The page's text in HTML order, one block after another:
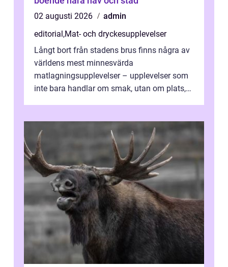
02 augusti 2026
admin
editorial,Mat- och dryckesupplevelser
Långt bort från stadens brus finns några av
världens mest minnesvärda
matlagningsupplevelser – upplevelser som
inte bara handlar om smak, utan om plats,